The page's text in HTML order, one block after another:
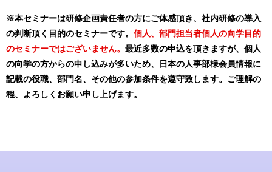
※本セミナーは研修企画責任者の方にご体感頂き、社内研修の導入
の判断頂く目的のセミナーです。 個人、部門担当者個人の向学目的
のセミナーではございません。 最近多数の申込を頂きますが、個人
の向学の方からの申し込みが多いため、日本の人事部様会員情報に
記載の役職、部門名、その他の参加条件を遵守致します。ご理解の
程、よろしくお願い申し上げます。